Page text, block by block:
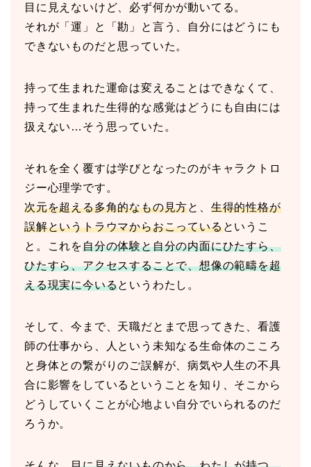
目に見えないけど、必ず何かが動いてる。
それが「運」と「勘」と言う、自分にはどうにも
できないものだと思っていた。
持って生まれた運命は変えることはできなくて、
持って生まれた生得的な感覚はどうにも自由には
扱えない…そう思っていた。
それを全く覆すは学びとなったのがキャラクトロ
ジー心理学です。
次元を超える多角的なもの見方と、 生得的性格が
誤解というトラウマからおこっているというこ
と。これを自分の体験と自分の内面にひたすら、
ひたすら、アクセスすることで、想像の範疇を超
える現実に今いるというわたし。
そして、今まで、天職だとまで思ってきた、看護
師の仕事から、人という未知なる生命体のこころ
と身体との繋がりのご誤解が、病気や人生の不具
合に影響をしているということを知り、そこから
どうしていくことが心地よい自分でいられるのだ
ろうか。